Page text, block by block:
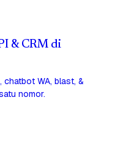
& CRM di
chatbot WA, blast, &
nomor.